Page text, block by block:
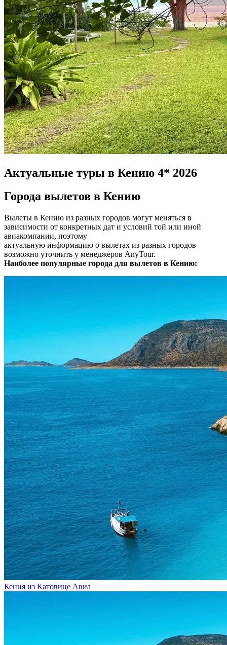
Актуальные туры в Кению 4* 2026
Города вылетов в Кению
Вылеты в Кению из разных городов могут меняться в
зависимости от конкретных дат и условий той или иной
авиакомпании, поэтому
актуальную информацию о вылетах из разных городов
возможно уточнить у менеджеров AnyTour.
Наиболее популярные города для вылетов в Кению:
Кения из Катовице Авиа